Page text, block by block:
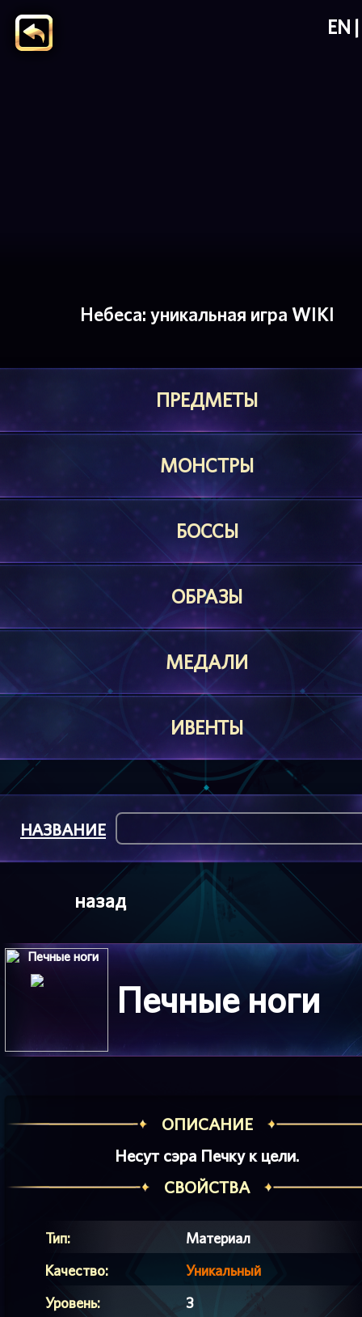
EN
Небеса: уникальная игра WIKI
ПРЕДМЕТЫ
МОНСТРЫ
БОССЫ
ОБРАЗЫ
МЕДАЛИ
ИВЕНТЫ
назад
НАЗВАНИЕ
Печные ноги
ОПИСАНИЕ
Несут сэра Печку к цели.
СВОЙСТВА
Тип:
Материал
Качество:
Уникальный
Уровень:
3